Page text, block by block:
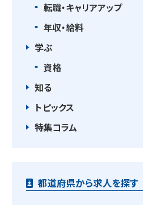
転職・キャリアアップ
年収・給料
学ぶ
資格
知る
トピックス
特集コラム
都道府県から求人を探す